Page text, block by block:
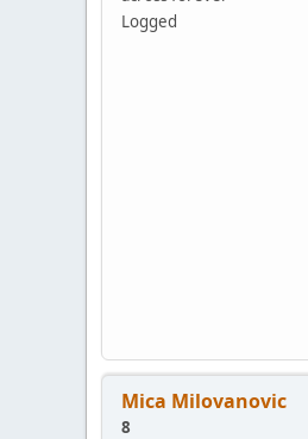
Logged
Mica Milovanovic
8